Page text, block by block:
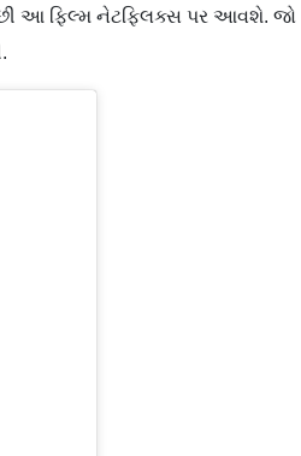
પછી આ ફિલ્મ નેટફ્લિક્સ પર આવશે. જો